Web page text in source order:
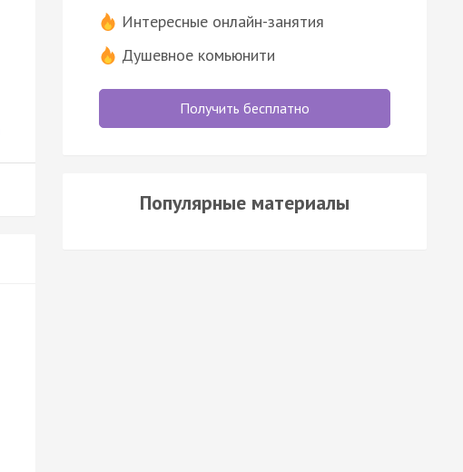
Интересные онлайн-занятия
Душевное комьюнити
Получить бесплатно
Популярные материалы